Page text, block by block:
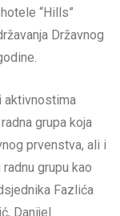
“Hills”
Državnog
aktivnostima
grupa koja
prvenstva, ali i
grupu kao
Fazlića
Danijel